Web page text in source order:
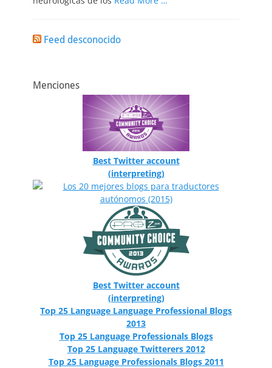
Feed desconocido
Menciones
Best Twitter account
(interpreting)
Best Twitter account
(interpreting)
Top 25 Language Language Professional Blogs
2013
Top 25 Language Professionals Blogs
Top 25 Language Twitterers 2012
Top 25 Language Professionals Blogs 2011